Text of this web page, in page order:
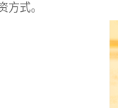
方式。